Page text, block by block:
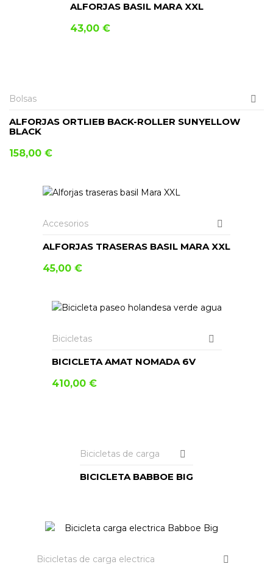
ALFORJAS BASIL MARA XXL
43,00 €
Bolsas
ALFORJAS ORTLIEB BACK-ROLLER SUNYELLOW
BLACK
158,00 €
Accesorios
ALFORJAS TRASERAS BASIL MARA XXL
45,00 €
Bicicletas
BICICLETA AMAT NOMADA 6V
410,00 €
Bicicletas de carga
BICICLETA BABBOE BIG
Bicicletas de carga electrica